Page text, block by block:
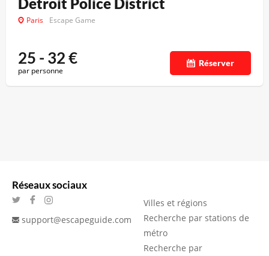
Paris Escape Game
25 - 32€
par personne
Réserver
Réseaux sociaux
support@escapeguide.com
Villes et régions
Recherche par stations de
métro
Recherche par